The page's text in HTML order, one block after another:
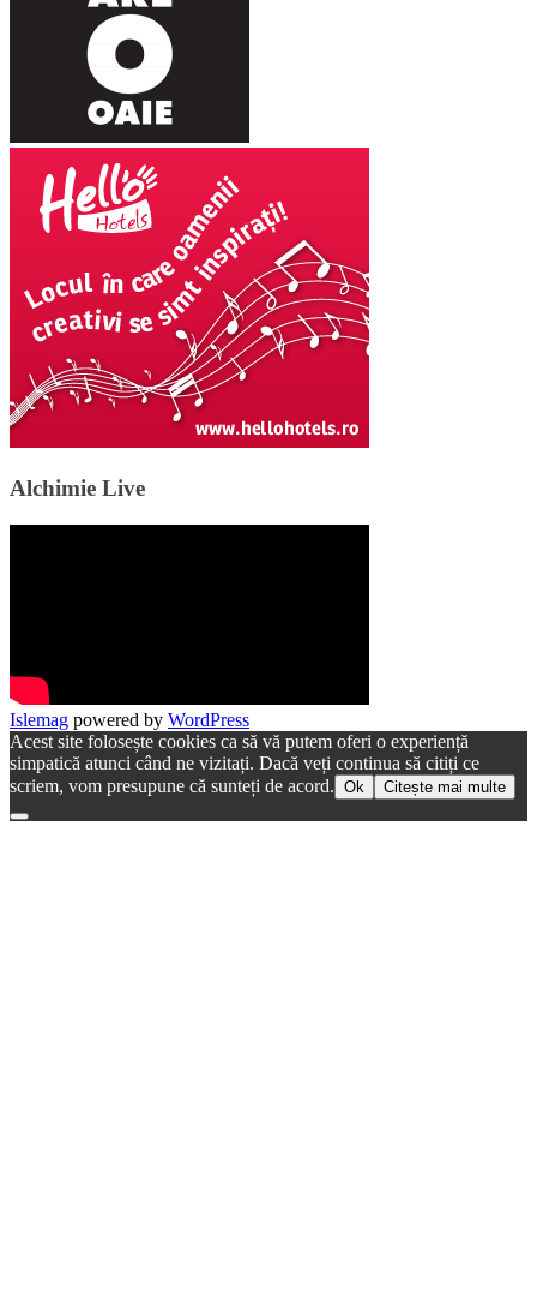
Alchimie Live
Islemag powered by WordPress
Acest site folosește cookies ca să vă putem oferi o experiență
simpatică atunci când ne vizitați. Dacă veți continua să citiți ce
scriem, vom presupune că sunteți de acord. Ok Citește mai multe